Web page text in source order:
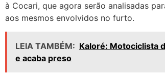
à Cocari, que agora serão analisadas
aos mesmos envolvidos no furto.
LEIA TAMBÉM: Kaloré: Motociclista
e acaba preso